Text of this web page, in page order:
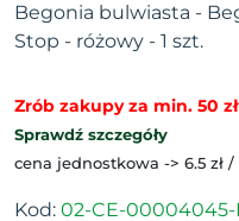
Begonia bulwiasta -
Stop - różowy - 1 szt.
Zrób zakupy za min. 50
Sprawdź szczegóły
cena jednostkowa -> 6.5 zł
Kod: 02-CE-00004045-